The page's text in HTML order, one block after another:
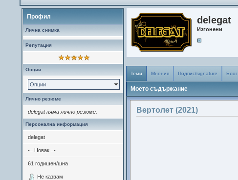
Профил
Лична снимка
Репутация
Опции
Опции
Лично резюме
delegat няма лично резюме.
Персонална информация
delegat
-= Новак =-
61 годишен/шна
Не казвам
delegat
Изгонени
Теми Мнения Подпис/signature Блог
Моето съдържание
Вертолет (2021)